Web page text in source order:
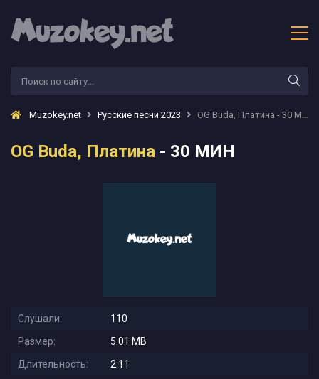
Muzokey.net Русские песни 2023 OG Buda, Платина - 30 МИН
OG Buda, Платина - 30 МИН
Слушали:
110
Размер:
5.01 MB
Длительность:
2:11